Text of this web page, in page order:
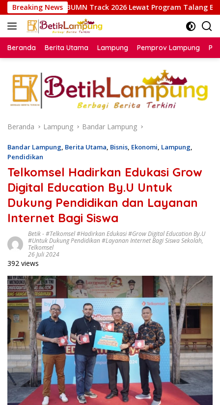
Langsung
ke
konten
Breaking News
2026 Lewat Program Talang Berseri Kalapas
Beranda Berita Utama Lampung Pemprov Lampung
Beranda Lampung Bandar Lampung
Bandar Lampung, Berita Utama, Bisnis, Ekonomi, Lampung,
Pendidikan
Telkomsel Hadirkan Edukasi Grow
Digital Education By.U Untuk
Dukung Pendidikan dan Layanan
Internet Bagi Siswa
Betik-#Telkomsel #Hadirkan Edukasi #Grow Digital Education By.U
#Untuk Dukung Pendidikan #Layanan Internet Bagi Siswa Sekolah,
Telkomsel
26 Juli 2024
392 views